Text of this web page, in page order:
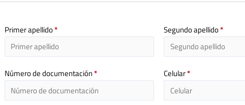
Primer apellido* Segundo apellido*
Número de documentación* Celular*